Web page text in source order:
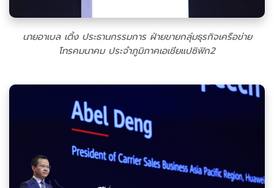
นายอาเบล เติ้ง ประธานกรรมการ ฝ่ายขายกลุ่มธุรกิจเครือข่าย
โทรคมนาคม ประจำภูมิภาคเอเชียแปซิฟิก2